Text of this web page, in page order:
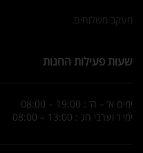
מעקב משלוחים
שעות פעילות החנות
ימים א’ – ה’ : 19:00 – 08:00
ימי ו’ וערבי חג : 13:00 – 08:00